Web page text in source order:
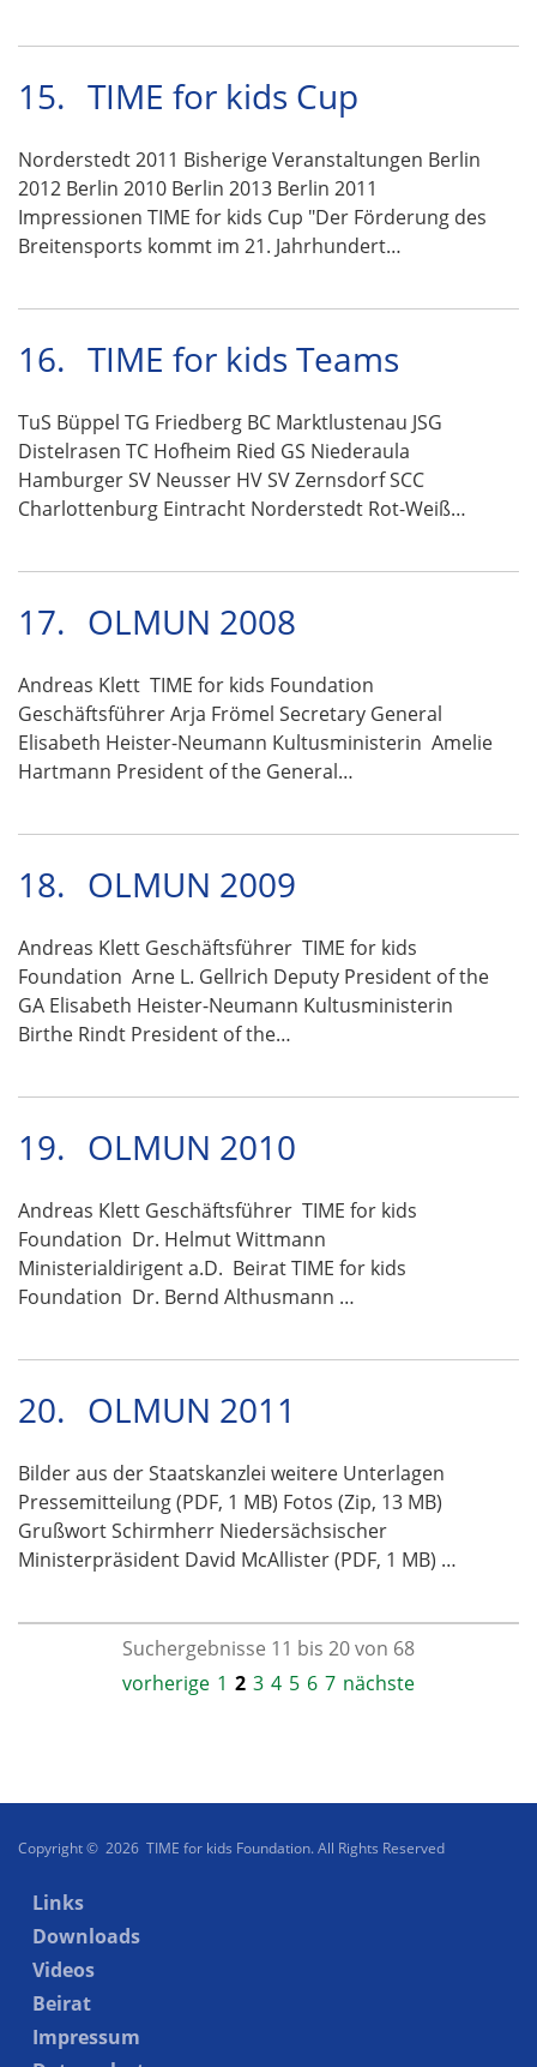
15. TIME for kids Cup
Norderstedt 2011 Bisherige Veranstaltungen Berlin
2012 Berlin 2010 Berlin 2013 Berlin 2011
Impressionen TIME for kids Cup "Der Förderung des
Breitensports kommt im 21. Jahrhundert…
16. TIME for kids Teams
TuS Büppel TG Friedberg BC Marktlustenau JSG
Distelrasen TC Hofheim Ried GS Niederaula
Hamburger SV Neusser HV SV Zernsdorf SCC
Charlottenburg Eintracht Norderstedt Rot-Weiß…
17. OLMUN 2008
Andreas Klett TIME for kids Foundation
Geschäftsführer Arja Frömel Secretary General
Elisabeth Heister-Neumann Kultusministerin Amelie
Hartmann President of the General…
18. OLMUN 2009
Andreas Klett Geschäftsführer TIME for kids
Foundation Arne L. Gellrich Deputy President of the
GA Elisabeth Heister-Neumann Kultusministerin
Birthe Rindt President of the…
19. OLMUN 2010
Andreas Klett Geschäftsführer TIME for kids
Foundation Dr. Helmut Wittmann
Ministerialdirigent a.D. Beirat TIME for kids
Foundation Dr. Bernd Althusmann …
20. OLMUN 2011
Bilder aus der Staatskanzlei weitere Unterlagen
Pressemitteilung (PDF, 1 MB) Fotos (Zip, 13 MB)
Grußwort Schirmherr Niedersächsischer
Ministerpräsident David McAllister (PDF, 1 MB) …
Suchergebnisse 11 bis 20 von 68
vorherige 1 2 3 4 5 6 7 nächste
Copyright © 2026 TIME for kids Foundation. All Rights Reserved
Links
Downloads
Videos
Beirat
Impressum